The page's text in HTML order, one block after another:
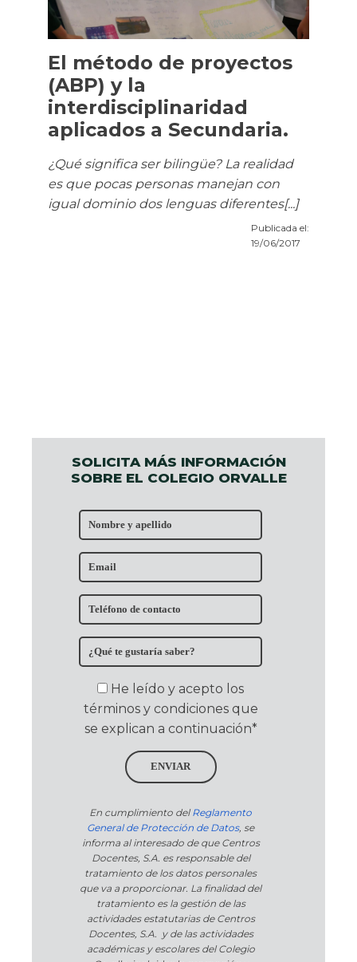
SOLICITA MÁS INFORMACIÓN
SOBRE EL COLEGIO ORVALLE
He leído y acepto los
términos y condiciones que
se explican a continuación*
ENVIAR
En cumplimiento delReglamento
General de Protección de Datos, se
informa al interesado de que Centros
Docentes, S.A. es responsable del
tratamiento de los datos personales
que va a proporcionar. La finalidad del
tratamiento es la gestión de las
actividades estatutarias de Centros
Docentes, S.A. y de las actividades
académicas y escolares del Colegio
El método de proyectos
(ABP) y la
interdisciplinaridad
aplicados a Secundaria.
¿Qué significa ser bilingüe? La realidad
es que pocas personas manejan con
igual dominio dos lenguas diferentes[...]
Publicada el:
19/06/2017